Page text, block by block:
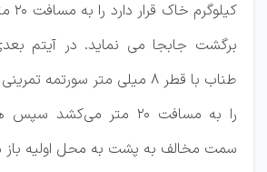
برگشت جابجا می نماید. در آیتم
را به مسافت 20 متر
سمت مخالف به پشت به محل اولیه باز